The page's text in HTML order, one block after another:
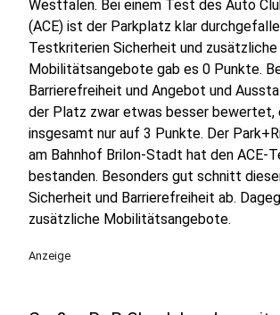
Westfalen. Bei einem Test des Auto
(ACE) ist der Parkplatz klar
Testkriterien Sicherheit und zusätzliche
Mobilitätsangebote gab es 0 Punkte.
Barrierefreiheit und Angebot und
der Platz zwar etwas besser bewertet,
insgesamt nur auf 3 Punkte. Der
am Bahnhof Brilon-Stadt hat den ACE-
bestanden. Besonders gut schnitt
Sicherheit und Barrierefreiheit ab.
zusätzliche Mobilitätsangebote.
Anzeige